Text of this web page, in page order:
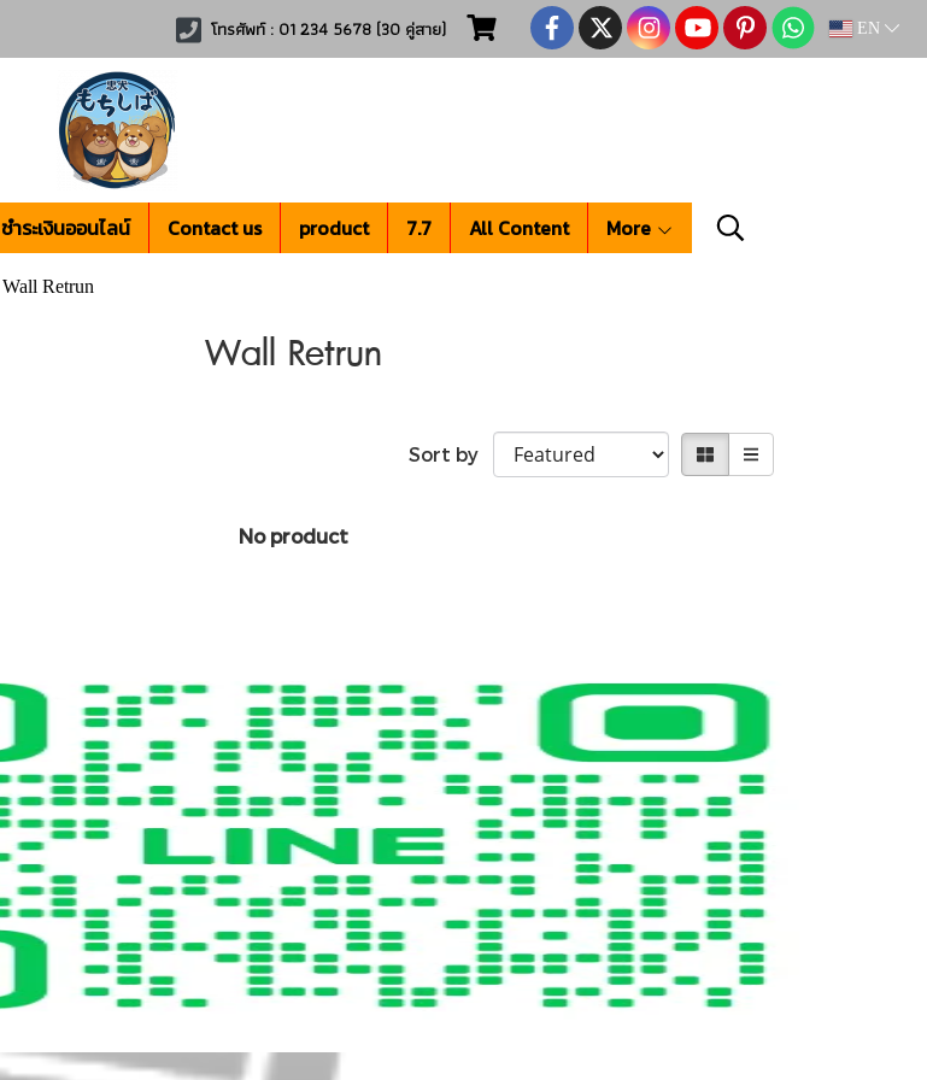
โทรศัพท์ : 01 234 5678 (30 คู่สาย) EN
ชำระเงินออนไลน์ Contact us product 7.7 All Content More
Wall Retrun
Wall Retrun
Sort by
No product